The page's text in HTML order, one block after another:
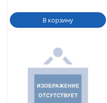
В корзину